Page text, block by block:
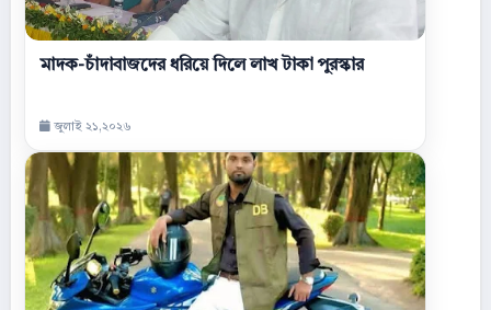
মাদক-চাঁদাবাজদের ধরিয়ে দিলে লাখ টাকা পুরস্কার
জুলাই ২১,২০২৬